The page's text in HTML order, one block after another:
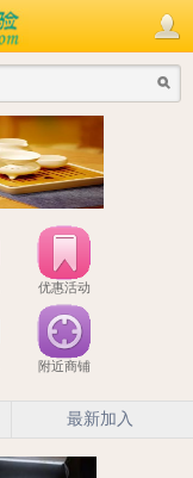
优惠活动
附近商铺
最新加入